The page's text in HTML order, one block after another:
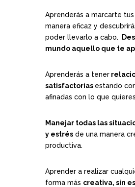
Aprenderás a marcarte
manera eficaz y
poder llevarlo a cabo.
mundo aquello que te
Aprenderás a tener
satisfactorias estando
afinadas con lo que
Manejar todas las
y estrésde una manera
productiva.
Aprender a realizar
forma más creativa, sin